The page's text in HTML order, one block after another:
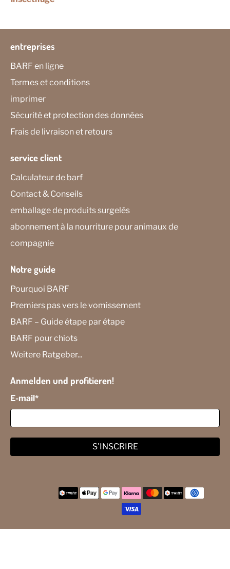
entreprises
BARF en ligne
Termes et conditions
imprimer
Sécurité et protection des données
Frais de livraison et retours
service client
Calculateur de barf
Contact & Conseils
emballage de produits surgelés
abonnement à la nourriture pour animaux de
compagnie
Notre guide
Pourquoi BARF
Premiers pas vers le vomissement
BARF – Guide étape par étape
BARF pour chiots
Weitere Ratgeber...
Anmelden und profitieren!
E-mail *
S'INSCRIRE